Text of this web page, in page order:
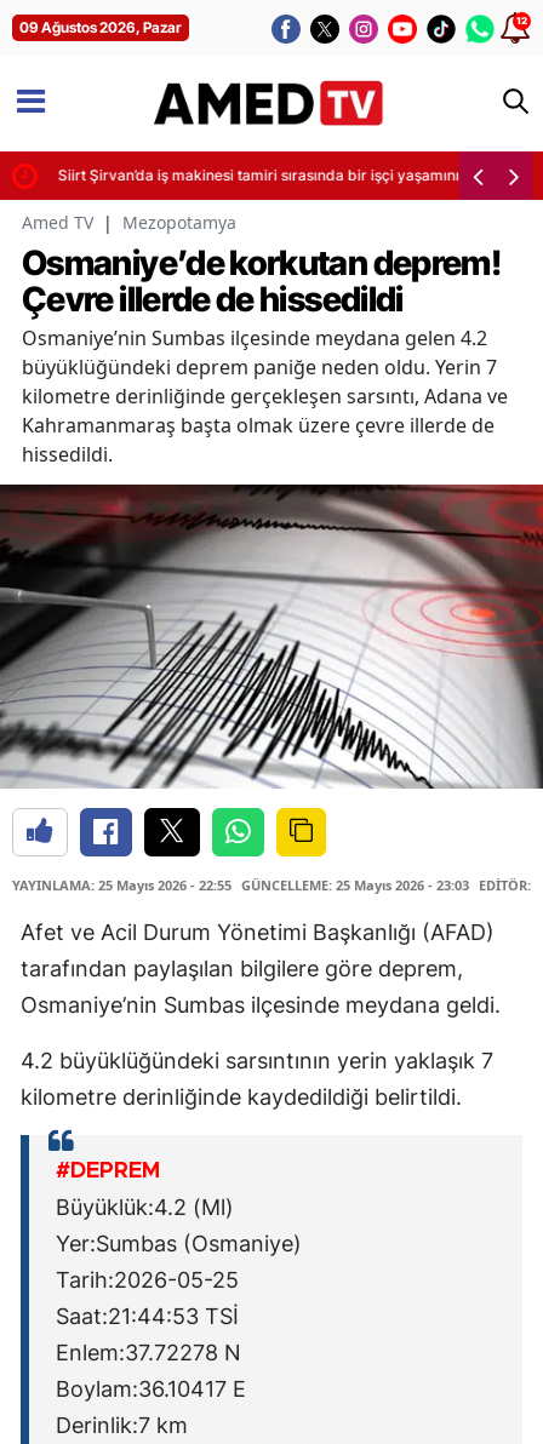
09 Ağustos 2026, Pazar 12
Siirt Şirvan’da iş makinesi tamiri sırasında bir işçi yaşamını yitirdi
Amed TV | Mezopotamya
Osmaniye’de korkutan deprem!
Çevre illerde de hissedildi
Osmaniye’nin Sumbas ilçesinde meydana gelen 4.2
büyüklüğündeki deprem paniğe neden oldu. Yerin 7
kilometre derinliğinde gerçekleşen sarsıntı, Adana ve
Kahramanmaraş başta olmak üzere çevre illerde de
hissedildi.
YAYINLAMA: 25 Mayıs 2026 - 22:55 GÜNCELLEME: 25 Mayıs 2026 - 23:03 EDİTÖR:
Afet ve Acil Durum Yönetimi Başkanlığı (AFAD)
tarafından paylaşılan bilgilere göre deprem,
Osmaniye’nin Sumbas ilçesinde meydana geldi.
4.2 büyüklüğündeki sarsıntının yerin yaklaşık 7
kilometre derinliğinde kaydedildiği belirtildi.
#DEPREM
Büyüklük:4.2 (Ml)
Yer:Sumbas (Osmaniye)
Tarih:2026-05-25
Saat:21:44:53 TSİ
Enlem:37.72278 N
Boylam:36.10417 E
Derinlik:7 km